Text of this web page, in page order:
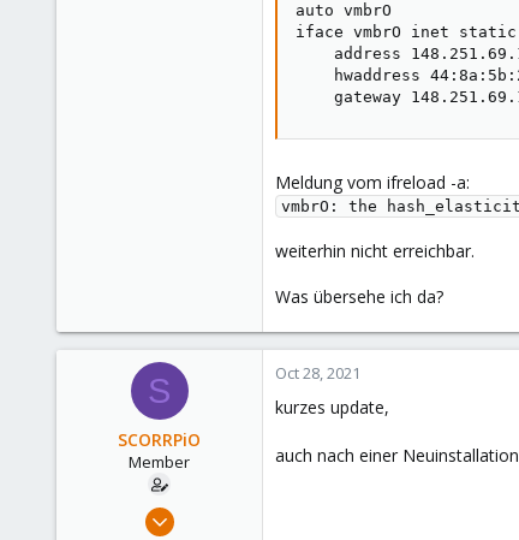
auto vmbrO
iface vmbrO inet static
address
hwaddress
gateway
Meldung vom ifreload -a:
vmbrO: the
weiterhin nicht erreichbar.
Was übersehe ich da?
S
SCORRPiO
Member
Oct 26, 2021
Oct 28, 2021
kurzes update,
auch nach einer